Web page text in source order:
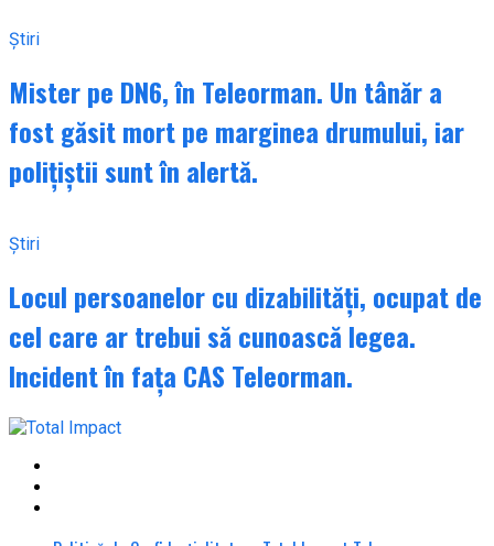
Știri
Mister pe DN6, în Teleorman. Un tânăr a
fost găsit mort pe marginea drumului, iar
polițiștii sunt în alertă.
Știri
Locul persoanelor cu dizabilități, ocupat de
cel care ar trebui să cunoască legea.
Incident în fața CAS Teleorman.